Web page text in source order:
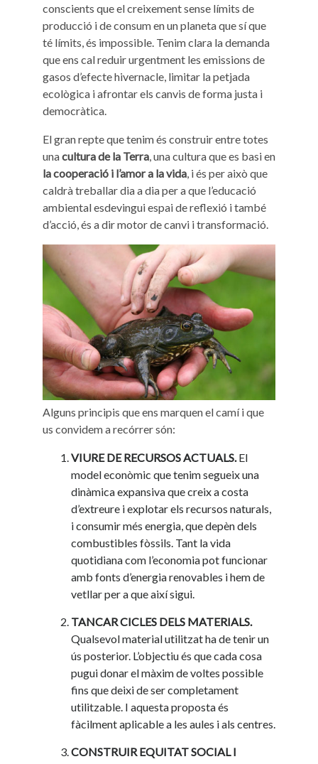
conscients que el creixement sense límits de
producció i de consum en un planeta que sí que
té límits, és impossible. Tenim clara la demanda
que ens cal reduir urgentment les emissions de
gasos d’efecte hivernacle, limitar la petjada
ecològica i afrontar els canvis de forma justa i
democràtica.
El gran repte que tenim és construir entre totes
unacultura de la Terra, una cultura que es basi en
la cooperació i l’amor a la vida, i és per això que
caldrà treballar dia a dia per a que l’educació
ambiental esdevingui espai de reflexió i també
d’acció, és a dir motor de canvi i transformació.
Alguns principis que ens marquen el camí i que
us convidem a recórrer són:
VIURE DE RECURSOS ACTUALS.El
model econòmic que tenim segueix una
dinàmica expansiva que creix a costa
d’extreure i explotar els recursos naturals,
i consumir més energia, que depèn dels
combustibles fòssils. Tant la vida
quotidiana com l’economia pot funcionar
amb fonts d’energia renovables i hem de
vetllar per a que així sigui.
TANCAR CICLES DELS MATERIALS.
Qualsevol material utilitzat ha de tenir un
ús posterior. L’objectiu és que cada cosa
pugui donar el màxim de voltes possible
fins que deixi de ser completament
utilitzable. I aquesta proposta és
fàcilment aplicable a les aules i als centres.
CONSTRUIR EQUITAT SOCIAL I